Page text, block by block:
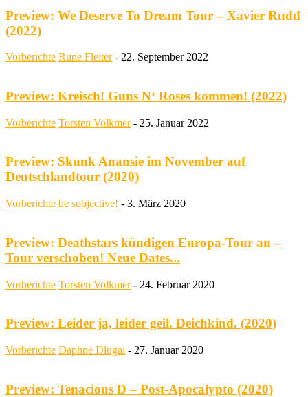
Preview: We Deserve To Dream Tour – Xavier Rudd
(2022)
Vorberichte Rune Fleiter - 22. September 2022
Preview: Kreisch! Guns N‘ Roses kommen! (2022)
Vorberichte Torsten Volkmer - 25. Januar 2022
Preview: Skunk Anansie im November auf
Deutschlandtour (2020)
Vorberichte be subjective! - 3. März 2020
Preview: Deathstars kündigen Europa-Tour an –
Tour verschoben! Neue Dates...
Vorberichte Torsten Volkmer - 24. Februar 2020
Preview: Leider ja, leider geil. Deichkind. (2020)
Vorberichte Daphne Dlugai - 27. Januar 2020
Preview: Tenacious D – Post-Apocalypto (2020)